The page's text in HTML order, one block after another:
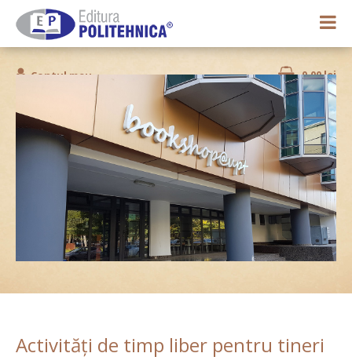
0,00 lei
Contul meu
Activităţi de timp liber pentru tineri